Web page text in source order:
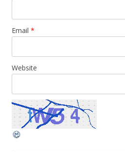
Email *
Website